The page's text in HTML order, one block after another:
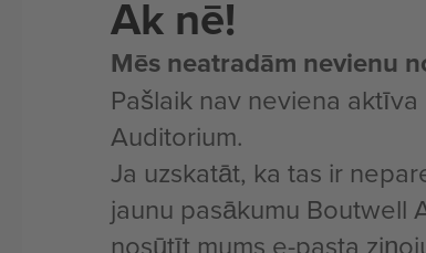
Ak nē!
Mēs neatradām nevienu
Pašlaik nav neviena
Auditorium.
Ja uzskatāt, ka tas ir
jaunu pasākumu Boutwell
nosūtīt mums e-pasta